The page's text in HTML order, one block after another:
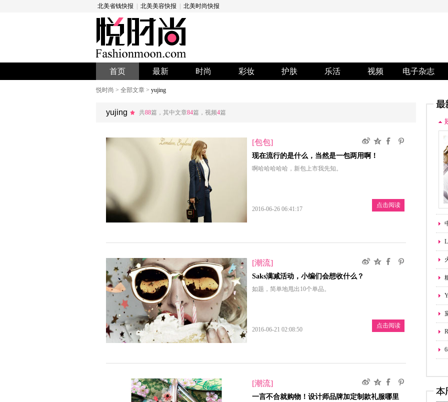
北美省钱快报 北美美容快报 北美时尚快报
首页 最新 时尚 彩妆 护肤 乐活 视频 电子杂志
悦时尚 > 全部文章 > yujing
yujing 共88篇，其中文章84篇，视频4篇
[包包]
现在流行的是什么，当然是一包两用啊！
啊哈哈哈哈哈，新包上市我先知。
点击阅读
2016-06-26 06:41:17
[潮流]
Saks满减活动，小编们会想收什么？
如题，简单地甩出10个单品。
点击阅读
2016-06-21 02:08:50
[潮流]
一言不合就购物！设计师品牌加定制款礼服哪里
品
炉